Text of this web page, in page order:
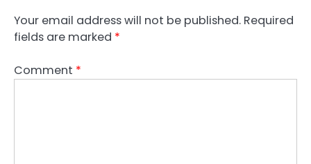
Your email address will not be published. Required
fields are marked *
Comment *